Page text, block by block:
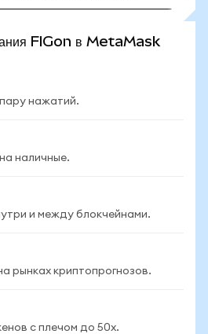
FIGon в MetaMask
нажатий.
наличные.
и между блокчейнами.
рынках криптопрогнозов.
с плечом до 50x.